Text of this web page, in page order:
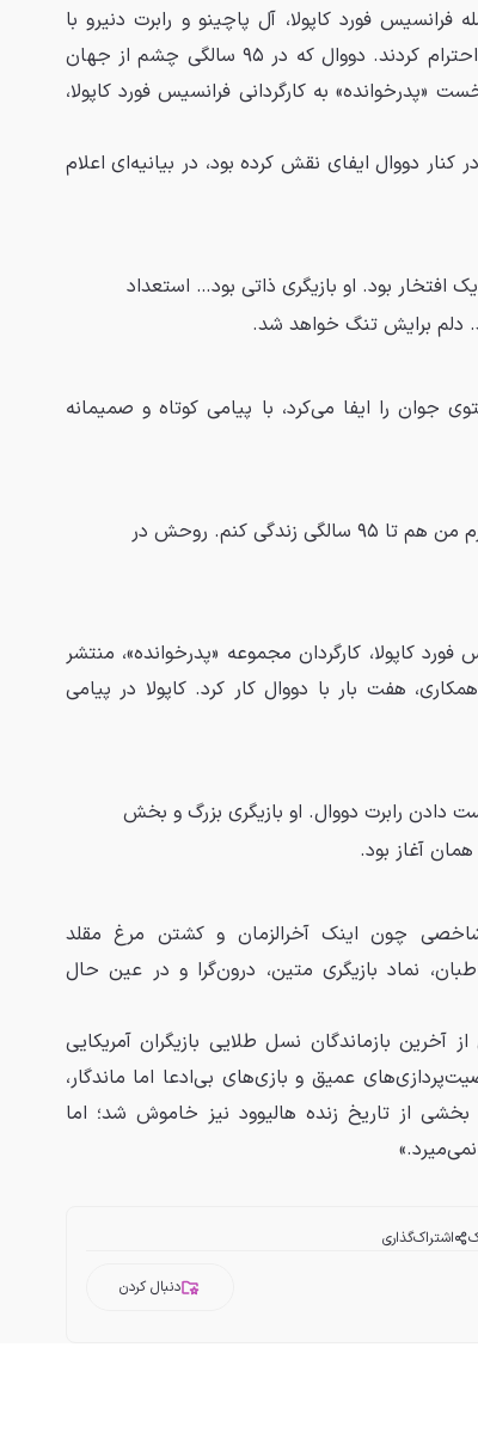
فورد کاپولا، آل پاچینو و رابرت دنیرو با
انتشار پیام‌هایی جداگانه به این هنرمند ادای احترام کردند. دووال که در ۹۵ سالگی چشم از جهان
به کارگردانی فرانسیس فورد کاپولا،
که در «پدرخوانده» و «پدرخوانده ۲» در کنار دووال ایفای نقش کرده بود، در بیانیه‌ای اعلام
افتخار بود. او بازیگری ذاتی بود… استعداد
دلم برایش تنگ خواهد شد.
که در «پدرخوانده ۲» نقش ویتوی جوان را ایفا می‌کرد، با پیامی کوتاه و صمیمانه
خداوند بابی را حفظ کند. امیدوارم من هم تا ۹۵ سالگی زندگی کنم. روحش در
کاپولا، کارگردان مجموعه «پدرخوانده»، منتشر
هفت بار با دووال کار کرد. کاپولا در پیامی
دادن رابرت دووال. او بازیگری بزرگ و بخش
آغاز بود.
چون اینک آخرالزمان و کشتن مرغ مقلد
نماد بازیگری متین، درون‌گرا و در عین حال
آخرین بازماندگان نسل طلایی بازیگران آمریکایی
عمیق و بازی‌های بی‌ادعا اما ماندگار،
از تاریخ زنده هالیوود نیز خاموش شد؛ اما
اشتراک‌گذاری
دنبال کردن